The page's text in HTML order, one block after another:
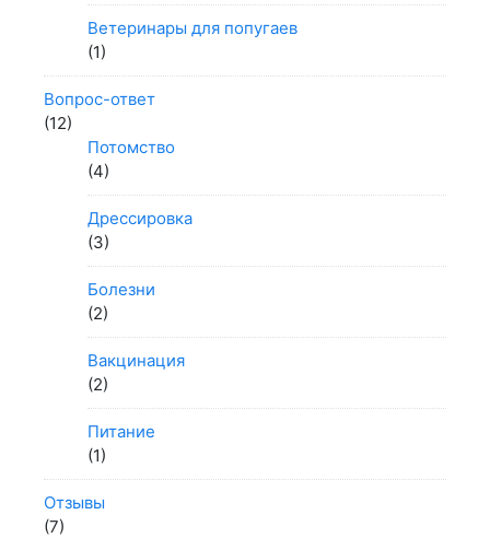
Ветеринары для попугаев
(1)
Вопрос-ответ
(12)
Потомство
(4)
Дрессировка
(3)
Болезни
(2)
Вакцинация
(2)
Питание
(1)
Отзывы
(7)